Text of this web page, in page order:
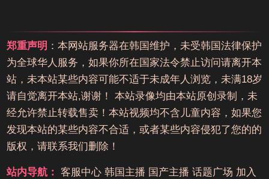
郑重声明 ：本网站服务器在韩国维护，未受韩国法律保护
为全球华人服务，如果你所在国家法令禁止访问请离开本
站，未本站某些内容可能不适于未成年人浏览，未满18岁
请自觉离开本站,谢谢！ 本站录像均由本站原创录制，未
经允许禁止转载售卖！本站视频均不含儿童内容，如果您
发现本站的某些内容不合适，或者某些内容侵犯了您的的
版权，请联系我们删除！
站内导航： 客服中心 韩国主播 国产主播 话题广场 加入